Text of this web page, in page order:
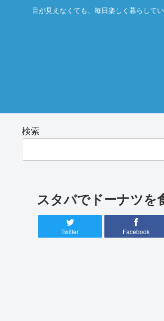
目が見えなくても、毎日楽しく暮らして
検索
スタバでドーナツを
Twitter Facebook